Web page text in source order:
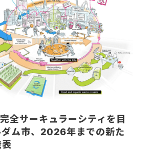
全サーキュラーシティを目
ム市、2026年までの新た